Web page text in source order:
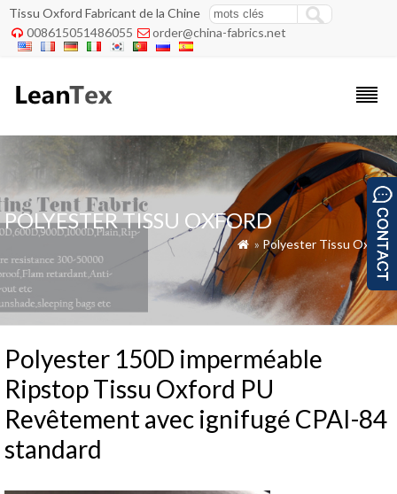
Tissu Oxford Fabricant de la Chine
 008615051486055  order@china-fabrics.net
POLYESTER TISSU OXFORD
 » Polyester Tissu Oxford
Polyester 150D imperméable
Ripstop Tissu Oxford PU
Revêtement avec ignifugé CPAI-84
standard